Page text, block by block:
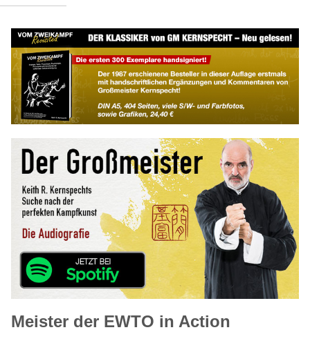
Meister der EWTO in Action